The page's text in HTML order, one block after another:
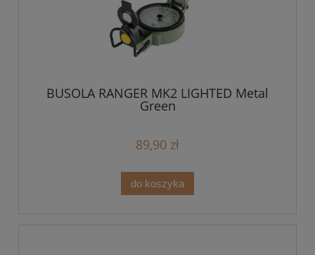
BUSOLA RANGER MK2 LIGHTED Metal
Green
89,90 zł
do koszyka